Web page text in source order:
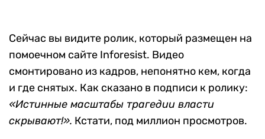
Сейчас вы видите ролик, который размещен на
помоечном сайте Inforesist. Видео
смонтировано из кадров, непонятно кем, когда
и где снятых. Как сказано в подписи к ролику:
«Истинные масштабы трагедии власти
скрывают!». Кстати, под миллион просмотров.